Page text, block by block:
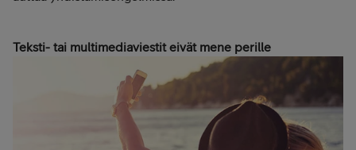
Teksti- tai multimediaviestit eivät mene perille